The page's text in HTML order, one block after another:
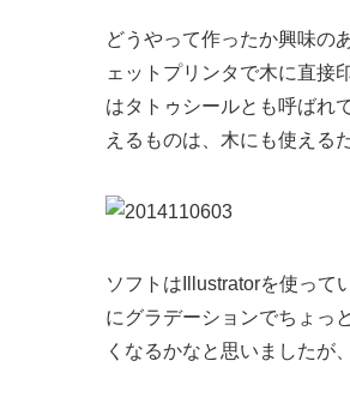
どうやって作ったか興味の
ェットプリンタで木に直接
はタトゥシールとも呼ばれ
えるものは、木にも使える
ソフトはIllustratorを使って
にグラデーションでちょっ
くなるかなと思いましたが